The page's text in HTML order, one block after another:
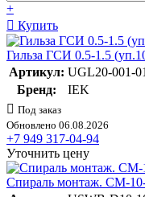
+
Купить
Гильза ГСИ 0.5-1.5
Артикул: UGL20-001-01
Бренд:
IEK
Под заказ
Обновлено 06.08.2026
+7 949 317-04-94
Уточнить цену
Спираль монтаж. СМ-